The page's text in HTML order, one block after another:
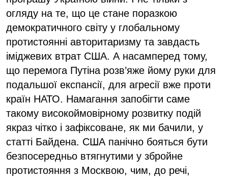
огляду на те, що це стане поразкою
демократичного світу у глобальному
протистоянні авторитаризму та завдасть
іміджевих втрат США. А насамперед тому,
що перемога Путіна розв’яже йому руки для
подальшої експансії, для агресії вже проти
країн НАТО. Намагання запобігти саме
такому високоймовірному розвитку подій
якраз чітко і зафіксоване, як ми бачили, у
статті Байдена. США панічно бояться бути
безпосередньо втягнутими у збройне
протистояння з Москвою, чим, до речі,